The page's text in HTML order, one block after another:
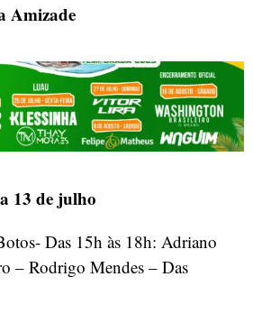
Amizade
13 de julho
Das 15h às 18h: Adriano
– Rodrigo Mendes – Das